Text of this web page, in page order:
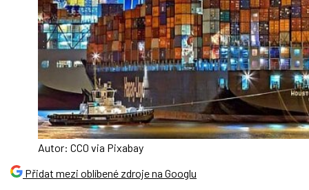
Autor: CC0 via Pixabay
Přidat mezi oblíbené zdroje na Googlu